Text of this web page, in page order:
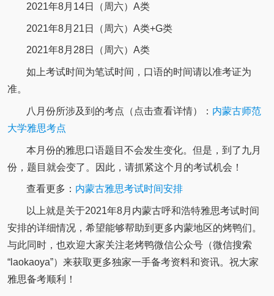
2021年8月14日（周六）A类
2021年8月21日（周六）A类+G类
2021年8月28日（周六）A类
如上考试时间为笔试时间，口语的时间请以准考证为
准。
八月份所涉及到的考点（点击查看详情）： 内蒙古师范
大学雅思考点
本月份的雅思口语题目不会发生变化。但是，到了九月
份，题目就会变了。因此，请抓紧这个月的考试机会！
查看更多： 内蒙古雅思考试时间安排
以上就是关于2021年8月内蒙古呼和浩特雅思考试时间
安排的详细情况，希望能够帮助到更多内蒙地区的烤鸭们。
与此同时，也欢迎大家关注老烤鸭微信公众号（微信搜索
“laokaoya”）来获取更多独家一手备考资料和资讯。祝大家
雅思备考顺利！